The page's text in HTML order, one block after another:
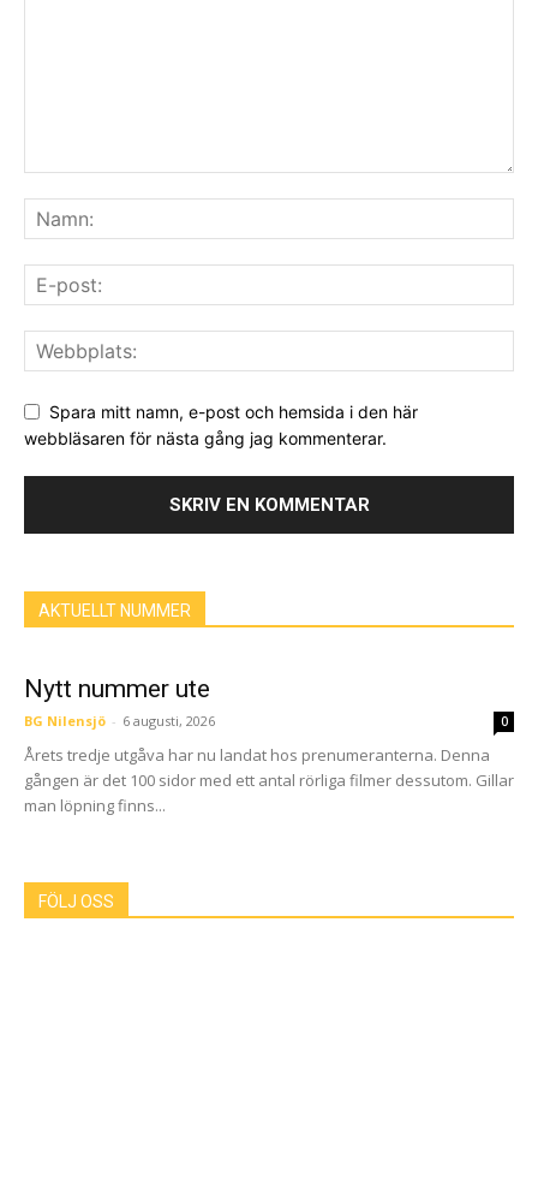
Spara mitt namn, e-post och hemsida i den här
webbläsaren för nästa gång jag kommenterar.
AKTUELLT NUMMER
Nytt nummer ute
BG Nilensjö - 6 augusti, 2026 0
Årets tredje utgåva har nu landat hos prenumeranterna. Denna
gången är det 100 sidor med ett antal rörliga filmer dessutom. Gillar
man löpning finns...
FÖLJ OSS